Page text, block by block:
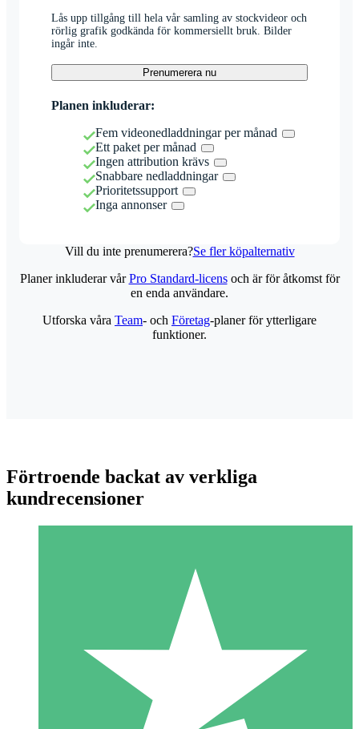
Lås upp tillgång till hela vår samling av stockvideor och
rörlig grafik godkända för kommersiellt bruk. Bilder
ingår inte.
Prenumerera nu
Planen inkluderar:
Fem videonedladdningar per månad
Ett paket per månad
Ingen attribution krävs
Snabbare nedladdningar
Prioritetssupport
Inga annonser
Vill du inte prenumerera?Se fler köpalternativ
Individuella Kreditpaket
Betala per användning med nedladdningskrediter. Inget
1 Nedladdningar
Planer inkluderar vårPro Standard-licensoch är för åtkomst för
en enda användare.
Utforska våra Team- och Företag-planer för ytterligare
funktioner.
Förtroende backat av verkliga
kundrecensioner